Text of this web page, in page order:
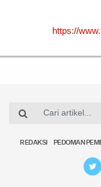
https://
REDAKSI PEDOMAN